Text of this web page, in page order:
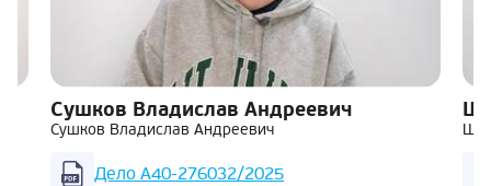
Сушков Владислав Андреевич
Сушков Владислав Андреевич
Дело А40-276032/2025